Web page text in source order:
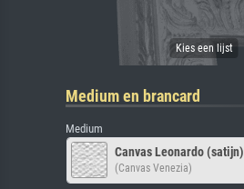
Medium en brancard
Medium
Canvas Leonardo (satijn)
(Canvas Venezia)